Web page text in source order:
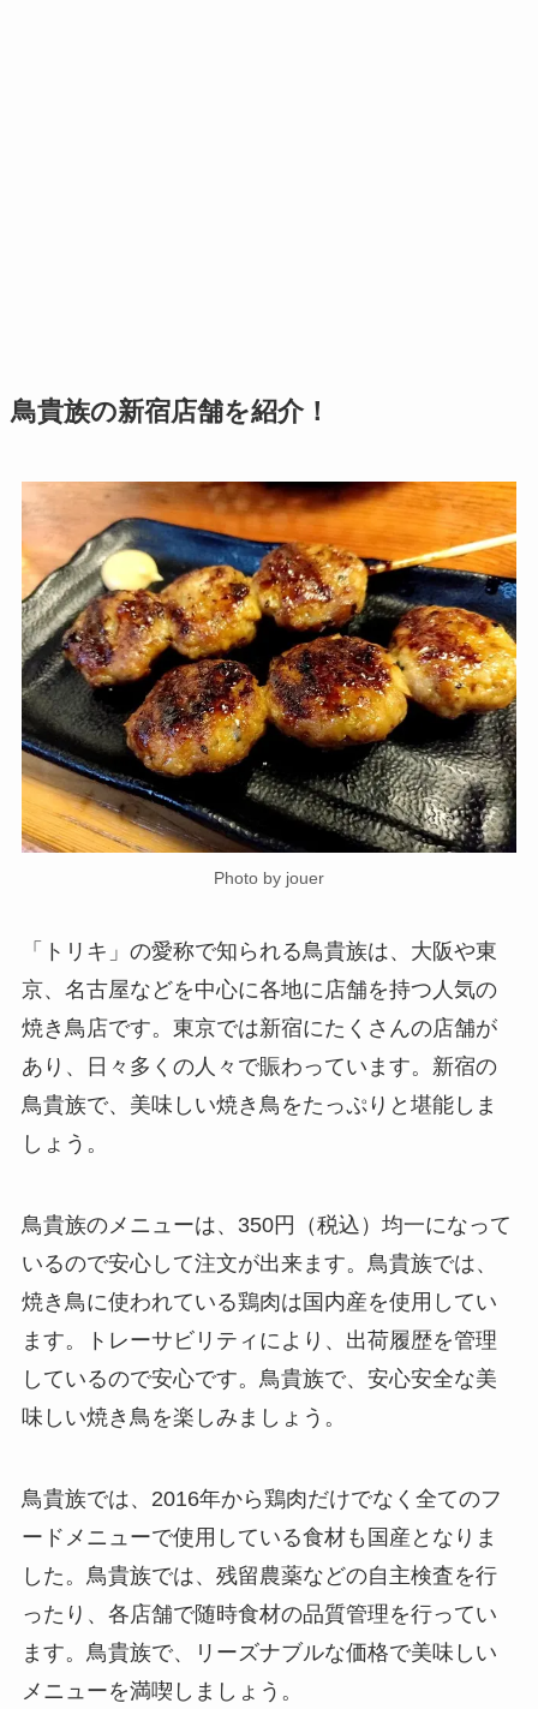
鳥貴族の新宿店舗を紹介！
Photo by jouer
「トリキ」の愛称で知られる鳥貴族は、大阪や東
京、名古屋などを中心に各地に店舗を持つ人気の
焼き鳥店です。東京では新宿にたくさんの店舗が
あり、日々多くの人々で賑わっています。新宿の
鳥貴族で、美味しい焼き鳥をたっぷりと堪能しま
しょう。
鳥貴族のメニューは、350円（税込）均一になって
いるので安心して注文が出来ます。鳥貴族では、
焼き鳥に使われている鶏肉は国内産を使用してい
ます。トレーサビリティにより、出荷履歴を管理
しているので安心です。鳥貴族で、安心安全な美
味しい焼き鳥を楽しみましょう。
鳥貴族では、2016年から鶏肉だけでなく全てのフ
ードメニューで使用している食材も国産となりま
した。鳥貴族では、残留農薬などの自主検査を行
ったり、各店舗で随時食材の品質管理を行ってい
ます。鳥貴族で、リーズナブルな価格で美味しい
メニューを満喫しましょう。